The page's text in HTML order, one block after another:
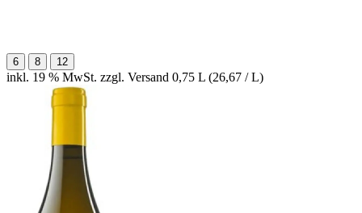
6 8 12
inkl. 19 % MwSt. zzgl. Versand 0,75 L (26,67 / L)